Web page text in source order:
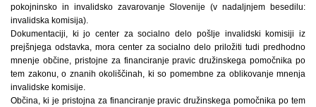
pokojninsko in invalidsko zavarovanje Slovenije (v nadaljnjem besedilu:
invalidska komisija).
Dokumentaciji, ki jo center za socialno delo pošlje invalidski komisiji iz
prejšnjega odstavka, mora center za socialno delo priložiti tudi predhodno
mnenje občine, pristojne za financiranje pravic družinskega pomočnika po
tem zakonu, o znanih okoliščinah, ki so pomembne za oblikovanje mnenja
invalidske komisije.
Občina, ki je pristojna za financiranje pravic družinskega pomočnika po tem